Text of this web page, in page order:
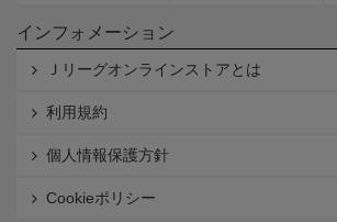
インフォメーション
Ｊリーグオンラインストアとは
利用規約
個人情報保護方針
Cookieポリシー